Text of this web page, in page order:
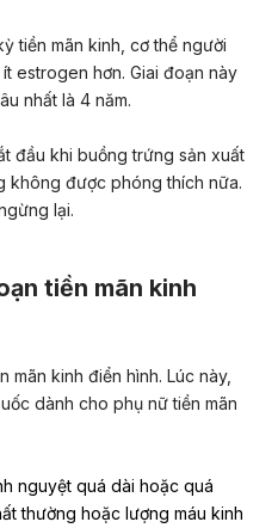
tiền mãn kinh, cơ thể người
estrogen hơn. Giai đoạn này
nhất là 4 năm.
đầu khi buồng trứng sản xuất
không được phóng thích nữa.
lại.
tiền mãn kinh
mãn kinh điển hình. Lúc này,
dành cho phụ nữ tiền mãn
nguyệt quá dài hoặc quá
thường hoặc lượng máu kinh